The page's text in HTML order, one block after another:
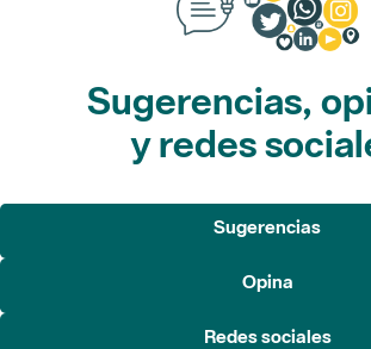
Sugerencias,
y redes
Sugerencias
Opina
Redes sociales